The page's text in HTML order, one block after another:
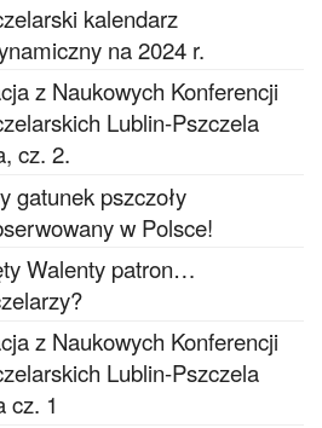
kalendarz
na 2024 r.
z Naukowych Konferencji
Lublin-Pszczela
cz. 2.
gatunek pszczoły
w Polsce!
Walenty patron…
z Naukowych Konferencji
Lublin-Pszczela
cz. 1